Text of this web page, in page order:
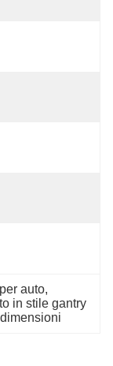
auto,
in stile gantry